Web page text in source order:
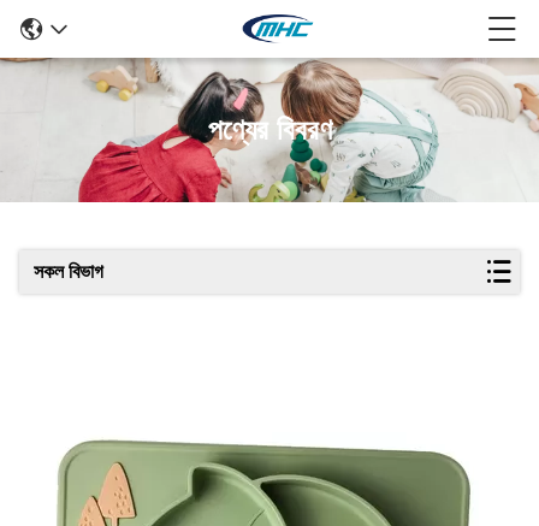
পণ্যের বিবরণ
সকল বিভাগ